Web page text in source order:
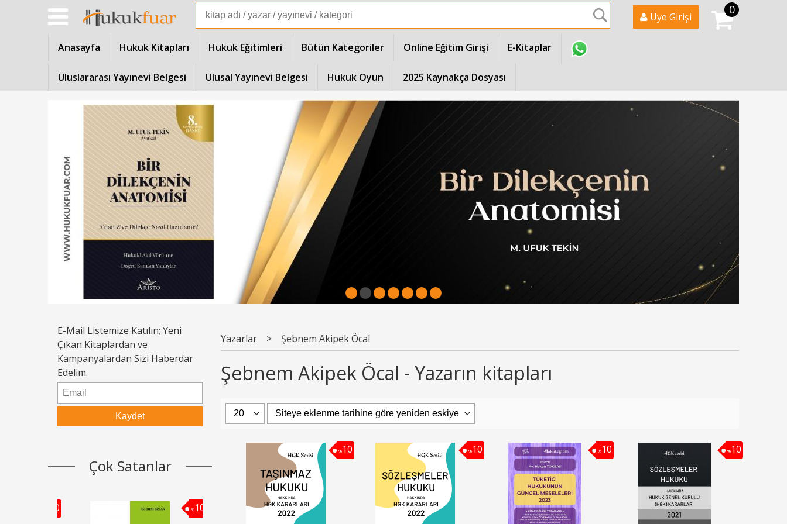
0
Üye Girişi
Anasayfa Hukuk Kitapları Hukuk Eğitimleri Bütün Kategoriler Online Eğitim Girişi E-Kitaplar
Uluslararası Yayınevi Belgesi Ulusal Yayınevi Belgesi Hukuk Oyun 2025 Kaynakça Dosyası
1 2 3 4 5 6
E-Mail Listemize Katılın; Yeni
Çıkan Kitaplardan ve
Kampanyalardan Sizi Haberdar
Edelim.
Çok Satanlar
10 %10 Yeni Hukuk Kitabı 10
Yazarlar > Şebnem Akipek Öcal
Şebnem Akipek Öcal - Yazarın kitapları
%10 %10 %10 %10